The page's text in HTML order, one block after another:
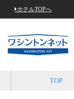
ホテルTOPへ
TOP